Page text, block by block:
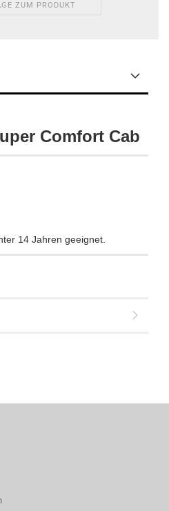
ZUM PRODUKT
Comfort Cab
14 Jahren geeignet.